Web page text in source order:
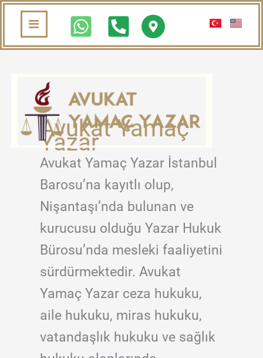
İçeriğe
Avukat Yamaç
Yazar
Avukat Yamaç Yazar İstanbul
Barosu’na kayıtlı olup,
Nişantaşı’nda bulunan ve
kurucusu olduğu Yazar Hukuk
Bürosu’nda mesleki faaliyetini
sürdürmektedir. Avukat
Yamaç Yazar ceza hukuku,
aile hukuku, miras hukuku,
vatandaşlık hukuku ve sağlık